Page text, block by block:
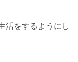
活をするようにし